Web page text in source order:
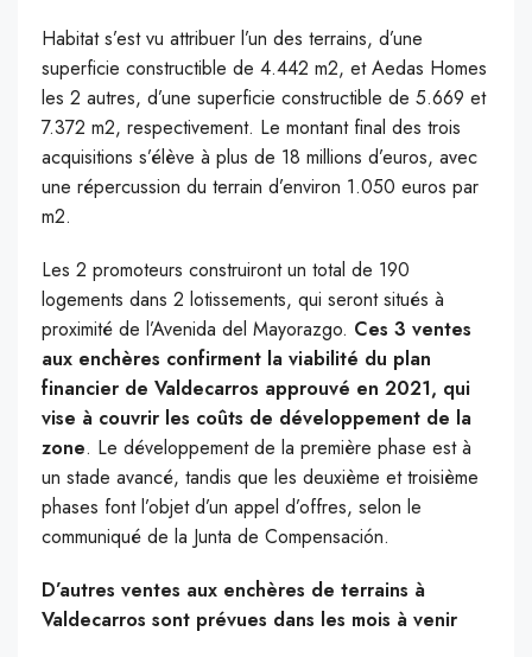
Habitat s’est vu attribuer l’un des terrains, d’une
superficie constructible de 4.442 m2, et Aedas Homes
les 2 autres, d’une superficie constructible de 5.669 et
7.372 m2, respectivement. Le montant final des trois
acquisitions s’élève à plus de 18 millions d’euros, avec
une répercussion du terrain d’environ 1.050 euros par
m2.
Les 2 promoteurs construiront un total de 190
logements dans 2 lotissements, qui seront situés à
proximité de l’Avenida del Mayorazgo. Ces 3 ventes
aux enchères confirment la viabilité du plan
financier de Valdecarros approuvé en 2021, qui
vise à couvrir les coûts de développement de la
zone. Le développement de la première phase est à
un stade avancé, tandis que les deuxième et troisième
phases font l’objet d’un appel d’offres, selon le
communiqué de la Junta de Compensación.
D’autres ventes aux enchères de terrains à
Valdecarros sont prévues dans les mois à venir